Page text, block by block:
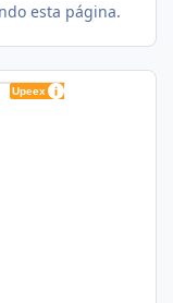
esta página.